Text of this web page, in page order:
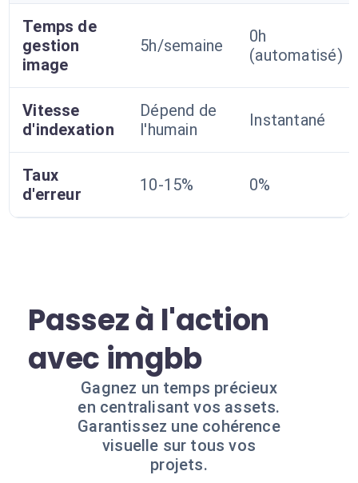
Temps de
gestion
image
5h/semaine
0h
(automatisé)
Vitesse
d'indexation
Dépend de
l'humain
Instantané
Taux
d'erreur
10-15% 0%
Passez à l'action
avec imgbb
Gagnez un temps précieux
en centralisant vos assets.
Garantissez une cohérence
visuelle sur tous vos
projets.